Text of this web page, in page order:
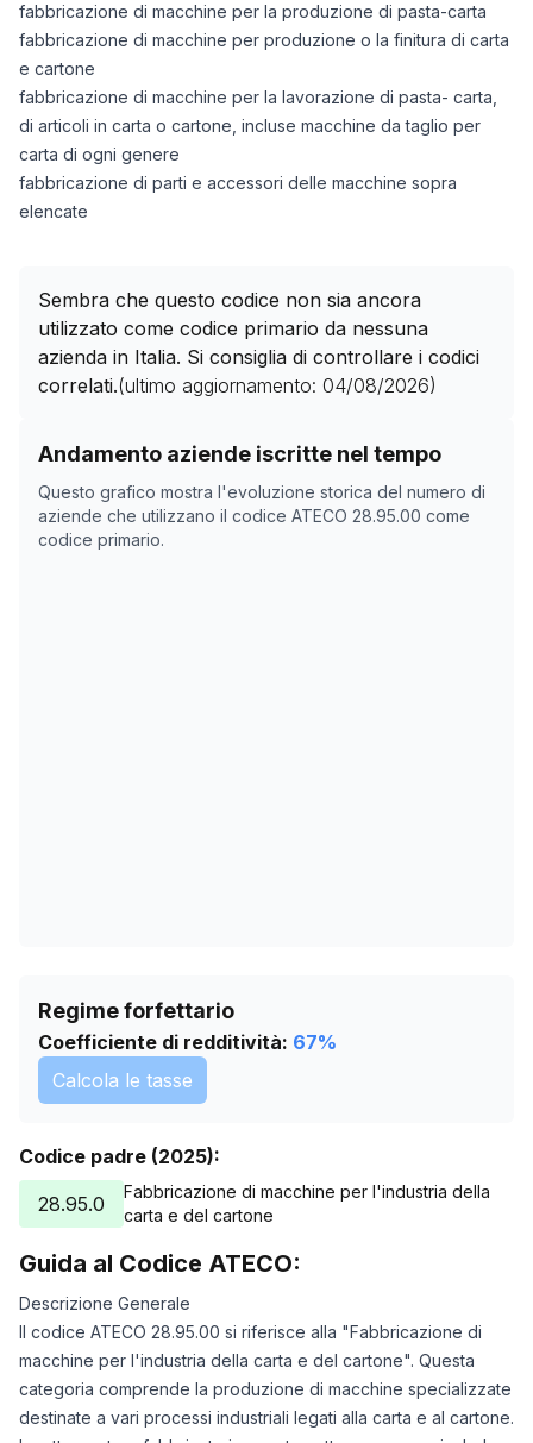
fabbricazione di macchine per la produzione di pasta-carta
fabbricazione di macchine per produzione o la finitura di carta
e cartone
fabbricazione di macchine per la lavorazione di pasta- carta,
di articoli in carta o cartone, incluse macchine da taglio per
carta di ogni genere
fabbricazione di parti e accessori delle macchine sopra
elencate
Sembra che questo codice non sia ancora
utilizzato come codice primario da nessuna
azienda in Italia. Si consiglia di controllare i codici
correlati.(ultimo aggiornamento: 04/08/2026)
Andamento aziende iscritte nel tempo
Questo grafico mostra l'evoluzione storica del numero di
aziende che utilizzano il codice ATECO 28.95.00 come
codice primario.
Storico numero di aziende con codice ATECO
Data rilevazione
02/05/2025
0
28/10/2025
Regime forfettario
Coefficiente di redditività: 67%
Calcola le tasse
Codice padre (2025):
28.95.0
Fabbricazione di macchine per l'industria della
carta e del cartone
Guida al Codice ATECO:
Descrizione Generale
Il codice ATECO 28.95.00 si riferisce alla "Fabbricazione di
macchine per l'industria della carta e del cartone". Questa
categoria comprende la produzione di macchine specializzate
destinate a vari processi industriali legati alla carta e al cartone.